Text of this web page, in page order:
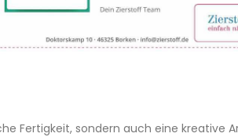
Fertigkeit, sondern auch eine kreative